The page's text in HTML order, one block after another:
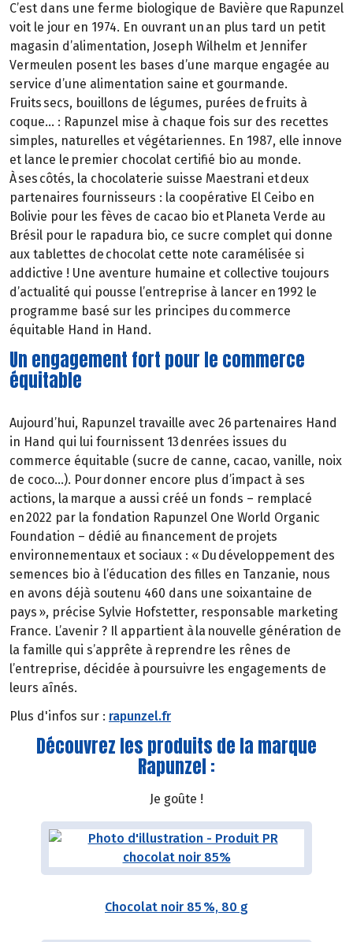
C’est dans une ferme biologique de Bavière que Rapunzel
voit le jour en 1974. En ouvrant un an plus tard un petit
magasin d’alimentation, Joseph Wilhelm et Jennifer
Vermeulen posent les bases d’une marque engagée au
service d’une alimentation saine et gourmande.
Fruits secs, bouillons de légumes, purées de fruits à
coque… : Rapunzel mise à chaque fois sur des recettes
simples, naturelles et végétariennes. En 1987, elle innove
et lance le premier chocolat certifié bio au monde.
À ses côtés, la chocolaterie suisse Maestrani et deux
partenaires fournisseurs : la coopérative El Ceibo en
Bolivie pour les fèves de cacao bio et Planeta Verde au
Brésil pour le rapadura bio, ce sucre complet qui donne
aux tablettes de chocolat cette note caramélisée si
addictive ! Une aventure humaine et collective toujours
d’actualité qui pousse l’entreprise à lancer en 1992 le
programme basé sur les principes du commerce
équitable Hand in Hand.
Un engagement fort pour le commerce
équitable
Aujourd’hui, Rapunzel travaille avec 26 partenaires Hand
in Hand qui lui fournissent 13 denrées issues du
commerce équitable (sucre de canne, cacao, vanille, noix
de coco…). Pour donner encore plus d’impact à ses
actions, la marque a aussi créé un fonds – remplacé
en 2022 par la fondation Rapunzel One World Organic
Foundation – dédié au financement de projets
environnementaux et sociaux : « Du développement des
semences bio à l’éducation des filles en Tanzanie, nous
en avons déjà soutenu 460 dans une soixantaine de
pays », précise Sylvie Hofstetter, responsable marketing
France. L’avenir ? Il appartient à la nouvelle génération de
la famille qui s’apprête à reprendre les rênes de
l’entreprise, décidée à poursuivre les engagements de
leurs aînés.
Plus d'infos sur : rapunzel.fr
Découvrez les produits de la marque
Rapunzel :
Je goûte !
Chocolat noir 85 %, 80 g